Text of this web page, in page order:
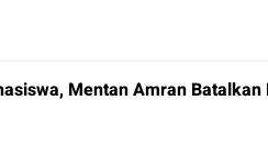
Mentan Amran